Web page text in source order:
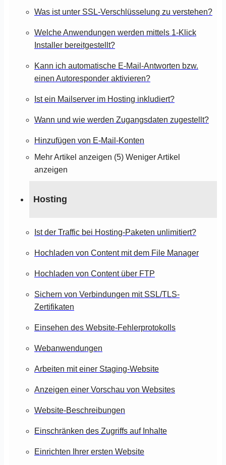
Was ist unter SSL-Verschlüsselung zu verstehen?
Welche Anwendungen werden mittels 1-Klick
Installer bereitgestellt?
Kann ich automatische E-Mail-Antworten bzw.
einen Autoresponder aktivieren?
Ist ein Mailserver im Hosting inkludiert?
Wann und wie werden Zugangsdaten zugestellt?
Hinzufügen von E-Mail-Konten
Mehr Artikel anzeigen (5) Weniger Artikel
anzeigen
Hosting
Ist der Traffic bei Hosting-Paketen unlimitiert?
Hochladen von Content mit dem File Manager
Hochladen von Content über FTP
Sichern von Verbindungen mit SSL/TLS-
Zertifikaten
Einsehen des Website-Fehlerprotokolls
Webanwendungen
Arbeiten mit einer Staging-Website
Anzeigen einer Vorschau von Websites
Website-Beschreibungen
Einschränken des Zugriffs auf Inhalte
Einrichten Ihrer ersten Website